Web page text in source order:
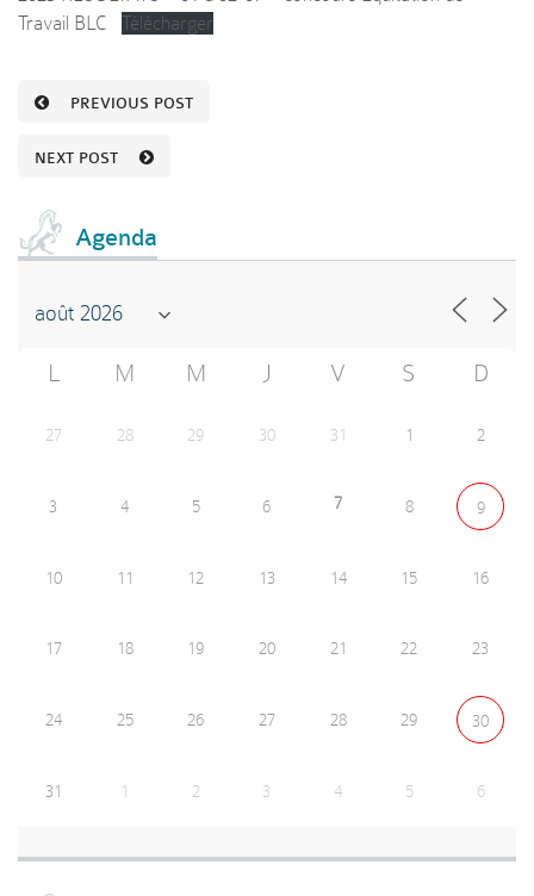
Travail BLC
Télécharger
PREVIOUS POST
NEXT POST
Agenda
L M M J V S D
27 28 29 30 31 1 2
3 4 5 6 7 8 9
10 11 12 13 14 15 16
17 18 19 20 21 22 23
24 25 26 27 28 29 30
31 1 2 3 4 5 6